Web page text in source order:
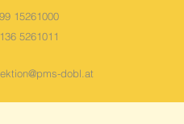
15261000
5261011
dobl.at